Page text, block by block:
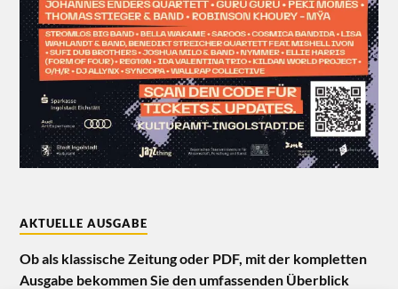
AKTUELLE AUSGABE
Ob als klassische Zeitung oder PDF, mit der kompletten
Ausgabe bekommen Sie den umfassenden Überblick